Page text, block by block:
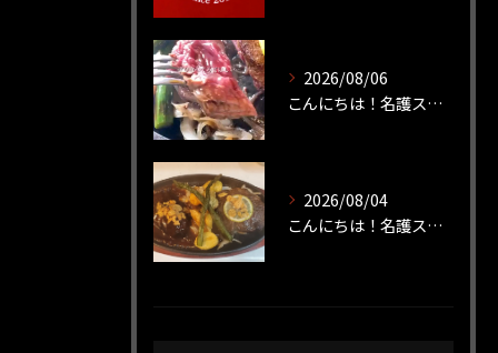
2026/08/06
こんにちは！名護ステーキです！
2026/08/04
こんにちは！名護ステーキです！